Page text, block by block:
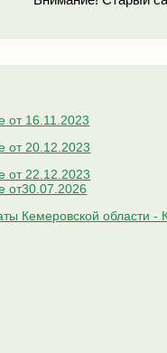
от 16.11.2023
от 20.12.2023
от 22.12.2023
от30.07.2026
Кемеровской области -